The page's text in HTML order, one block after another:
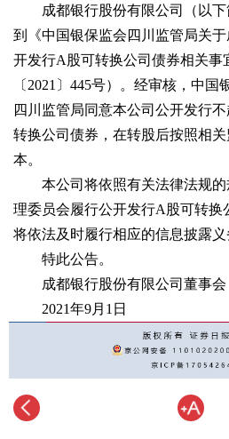
成都银行股份有限公司（以下
到《中国银保监会四川监管局关
开发行A股可转换公司债券相关事
〔2021〕445号）。经审核，中
四川监管局同意本公司公开发行
转换公司债券，在转股后按照相
本。
本公司将依照有关法律法规的
理委员会履行公开发行A股可转换
将依法及时履行相应的信息披露义
特此公告。
成都银行股份有限公司董事会
2021年9月1日